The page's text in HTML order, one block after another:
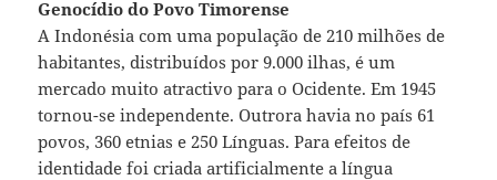
Genocídio do Povo Timorense
A Indonésia com uma população de 210 milhões de
habitantes, distribuídos por 9.000 ilhas, é um
mercado muito atractivo para o Ocidente. Em 1945
tornou-se independente. Outrora havia no país 61
povos, 360 etnias e 250 Línguas. Para efeitos de
identidade foi criada artificialmente a língua